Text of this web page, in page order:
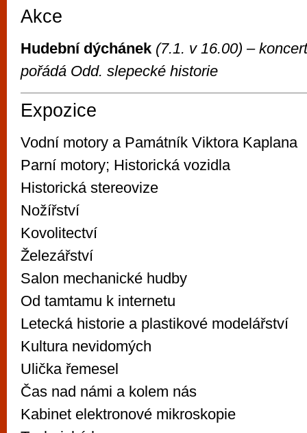
Akce
Hudební dýchánek (7.1. v 16.00) –
pořádá Odd. slepecké historie
Expozice
Vodní motory a Památník Viktora Kaplana
Parní motory; Historická vozidla
Historická stereovize
Nožířství
Kovolitectví
Železářství
Salon mechanické hudby
Od tamtamu k internetu
Letecká historie a plastikové modelářství
Kultura nevidomých
Ulička řemesel
Čas nad námi a kolem nás
Kabinet elektronové mikroskopie